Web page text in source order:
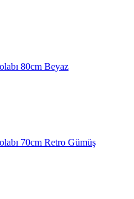
80cm Beyaz
70cm Retro Gümüş